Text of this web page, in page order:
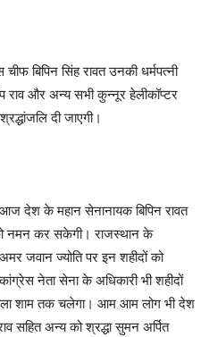
बिपिन सिंह रावत उनकी धर्मपत्नी
और अन्य सभी कुन्नूर हेलीकॉप्टर
दी जाएगी।
देश के महान सेनानायक बिपिन रावत
नमन कर सकेगी। राजस्थान के
जवान ज्योति पर इन शहीदों को
नेता सेना के अधिकारी भी शहीदों
शाम तक चलेगा। आम आम लोग भी देश
सहित अन्य को श्रद्धा सुमन अर्पित